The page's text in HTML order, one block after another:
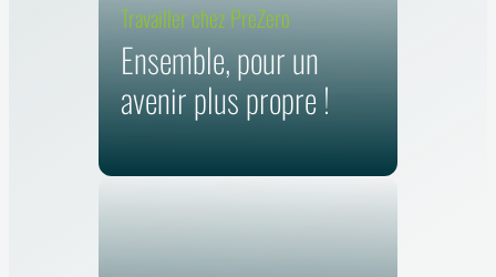
Travailler chez PreZero
Ensemble, pour un
avenir plus propre !